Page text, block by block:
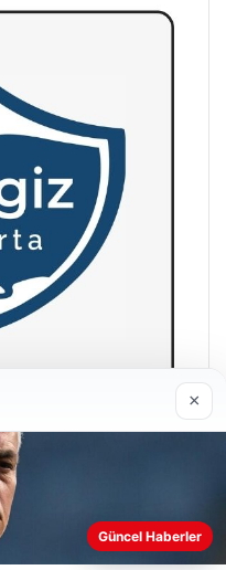
iyi anlayabilmek,
×
Güncel Haberler